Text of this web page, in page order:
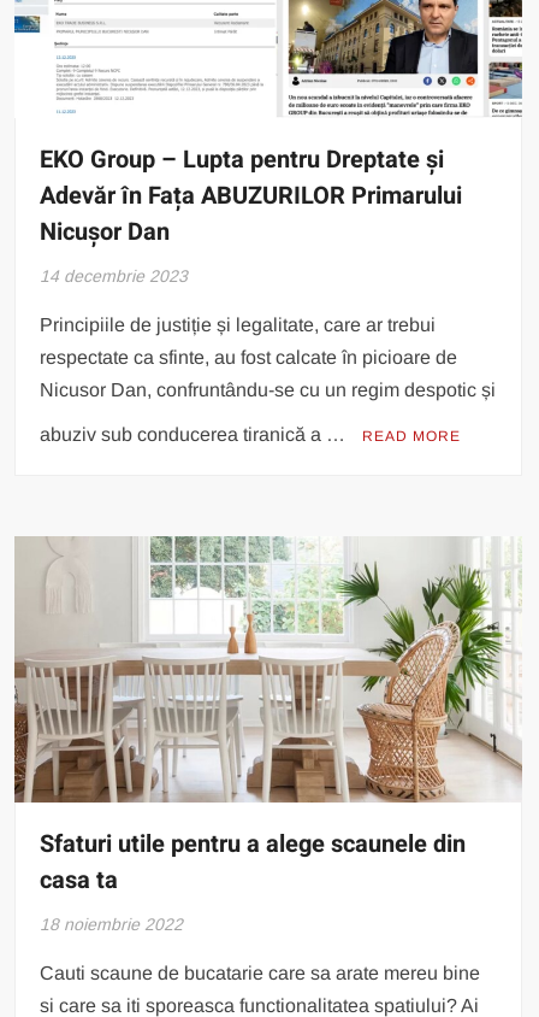
EKO Group – Lupta pentru Dreptate și
Adevăr în Fața ABUZURILOR Primarului
Nicușor Dan
14 decembrie 2023
Principiile de justiție și legalitate, care ar trebui
respectate ca sfinte, au fost calcate în picioare de
Nicusor Dan, confruntându-se cu un regim despotic și
abuziv sub conducerea tiranică a … READ MORE
Sfaturi utile pentru a alege scaunele din
casa ta
18 noiembrie 2022
Cauti scaune de bucatarie care sa arate mereu bine
si care sa iti sporeasca functionalitatea spatiului? Ai